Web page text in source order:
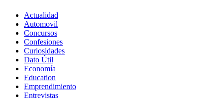
Actualidad
Automovil
Concursos
Confesiones
Curiosidades
Dato Útil
Economía
Education
Emprendimiento
Entrevistas